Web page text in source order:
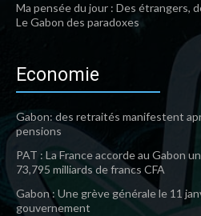
Ma pensée du jour : Des étrangers,
Le Gabon des paradoxes
Economie
Gabon: des retraités manifestent
pensions
PAT : La France accorde au Gabon
73,795 milliards de francs CFA
Gabon : Une grève générale le 11
gouvernement